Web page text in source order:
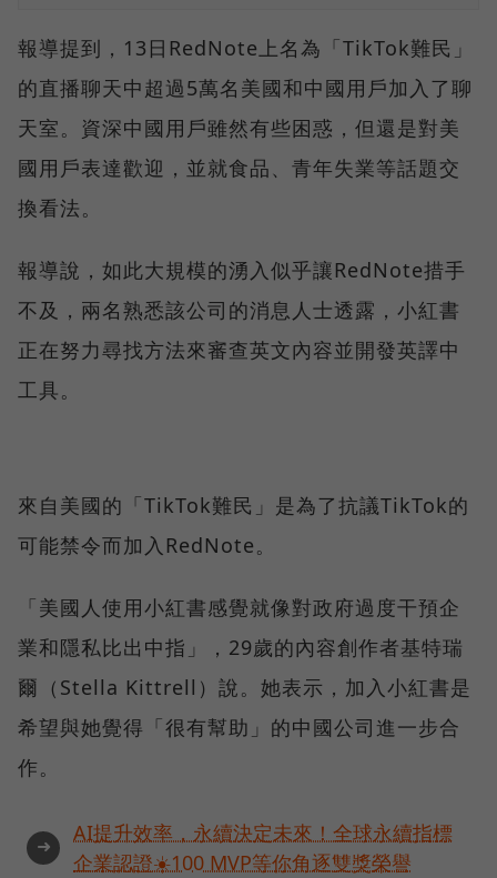
報導提到，13日RedNote上名為「TikTok難民」
的直播聊天中超過5萬名美國和中國用戶加入了聊
天室。資深中國用戶雖然有些困惑，但還是對美
國用戶表達歡迎，並就食品、青年失業等話題交
換看法。
報導說，如此大規模的湧入似乎讓RedNote措手
不及，兩名熟悉該公司的消息人士透露，小紅書
正在努力尋找方法來審查英文內容並開發英譯中
工具。
來自美國的「TikTok難民」是為了抗議TikTok的
可能禁令而加入RedNote。
「美國人使用小紅書感覺就像對政府過度干預企
業和隱私比出中指」，29歲的內容創作者基特瑞
爾（Stella Kittrell）說。她表示，加入小紅書是
希望與她覺得「很有幫助」的中國公司進一步合
作。
➜
AI提升效率，永續決定未來！全球永續指標
企業認證☀️100 MVP等你角逐雙獎榮譽